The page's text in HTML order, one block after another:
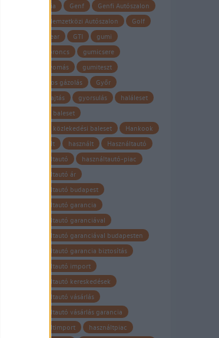
garancia
Genf
Genfi Autószalon
Genfi Nemzetközi Autószalon
Golf
Goodyear
GTI
gumi
gumiabroncs
gumicsere
guminyomás
gumiteszt
gyalogos gázolás
Győr
gyorshajtás
gyorsulás
haláleset
halálos baleset
halálos közlekedési baleset
Hankook
hasznalt
használt
Használtautó
használtautó
használtautó-piac
használtautó ár
használtautó budapest
használtautó garancia
használtautó garanciával
használtautó garanciával budapesten
használtautó garancia biztosítás
használtautó import
használtautó kereskedések
használtautó vásárlás
használtautó vásárlás garancia
használtimport
használtpiac